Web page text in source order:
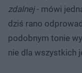
zdalnej- mówi
dziś rano
podobnym tonie
nie dla wszystkich